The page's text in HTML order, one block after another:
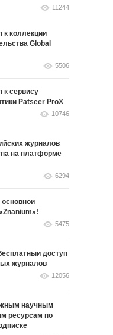
11244
к коллекции
Global
5506
к сервису
Patseer ProX
10746
журналов
на платформе
6294
5475
доступ
журналов
12056
научным
ресурсам по